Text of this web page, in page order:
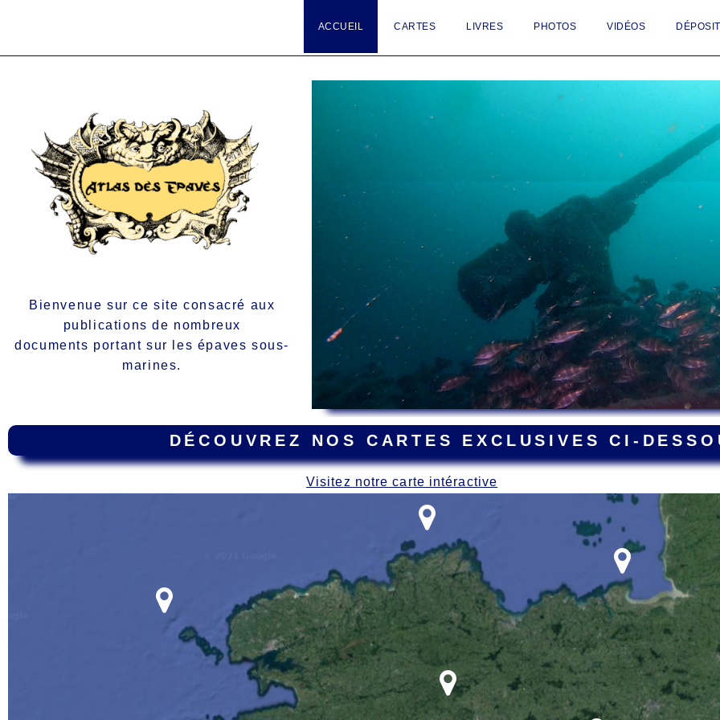
ACCUEIL CARTES LIVRES PHOTOS VIDÉOS
Bienvenue sur ce site consacré aux
publications de nombreux
documents portant sur les épaves sous-
marines.
DÉCOUVREZ NOS CARTES EXCLUSIVES CI-
Visitez notre carte intéractive
des épaves durant la Grande Guerre